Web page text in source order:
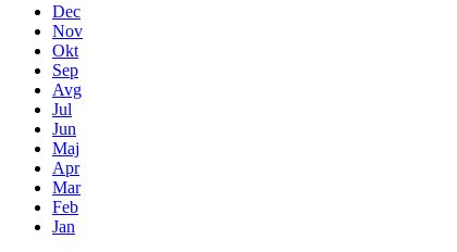
Dec
Nov
Okt
Sep
Avg
Jul
Jun
Maj
Apr
Mar
Feb
Jan